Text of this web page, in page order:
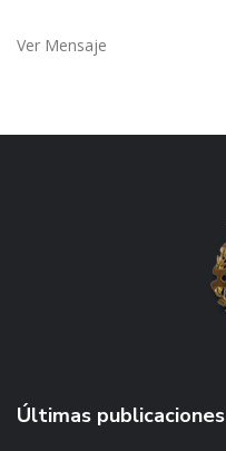
Ver Mensaje
Últimas publicaciones